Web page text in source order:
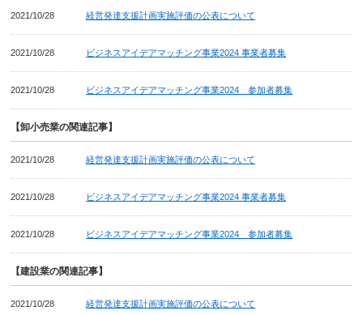
2021/10/28 経営発達支援計画実施評価の公表について
2021/10/28 ビジネスアイデアマッチング事業2024 事業者募集
2021/10/28 ビジネスアイデアマッチング事業2024 参加者募集
【卸小売業の関連記事】
2021/10/28 経営発達支援計画実施評価の公表について
2021/10/28 ビジネスアイデアマッチング事業2024 事業者募集
2021/10/28 ビジネスアイデアマッチング事業2024 参加者募集
【建設業の関連記事】
2021/10/28 経営発達支援計画実施評価の公表について